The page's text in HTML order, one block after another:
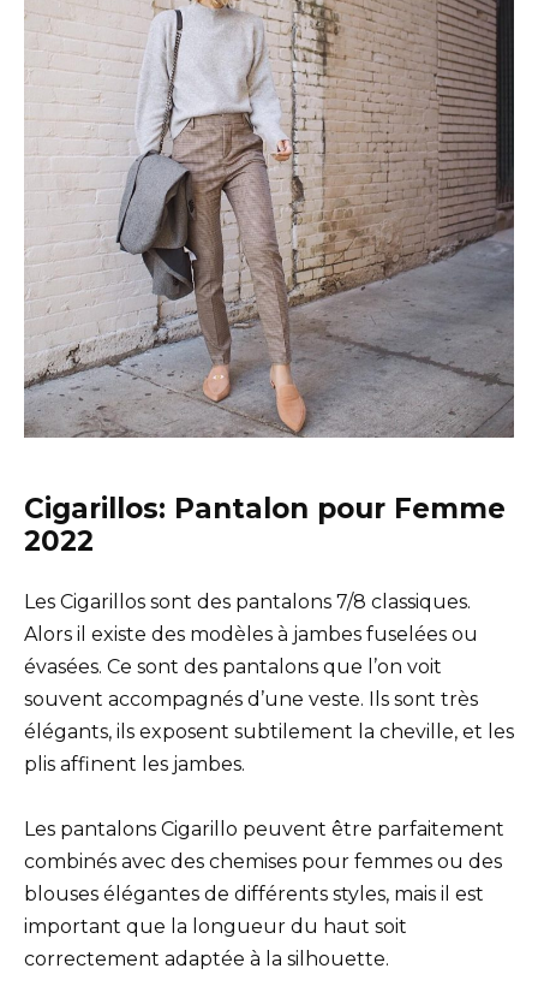
Cigarillos: Pantalon pour Femme
2022
Les Cigarillos sont des pantalons 7/8 classiques.
Alors il existe des modèles à jambes fuselées ou
évasées. Ce sont des pantalons que l’on voit
souvent accompagnés d’une veste. Ils sont très
élégants, ils exposent subtilement la cheville, et les
plis affinent les jambes.
Les pantalons Cigarillo peuvent être parfaitement
combinés avec des chemises pour femmes ou des
blouses élégantes de différents styles, mais il est
important que la longueur du haut soit
correctement adaptée à la silhouette.